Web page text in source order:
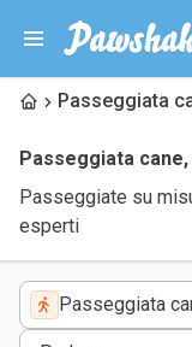
Passeggiata
Passeggiata cane,
Passeggiate su
esperti
Passeggiata